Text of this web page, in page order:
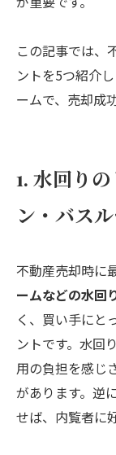
この記事では、
ントを5つ紹介
ームで、売却成
1. 水回り
ン・バス
不動産売却時に
ームなどの水回
く、買い手にと
ントです。水回
用の負担を感じ
があります。逆
せば、内覧者に